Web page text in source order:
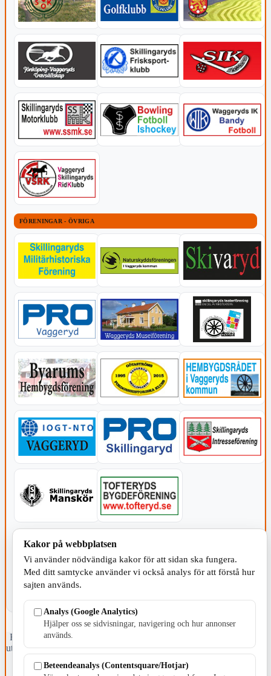
FÖRENINGAR - ÖVRIGA
Fristående webbtidningsföretag grundat 1991 som sedan 2002 ger
ut tidningen Skillingaryd.nu och 2010 lanserades Värnamo.nu. Från
april 2026 omfattar Skillingaryd.nu tre kommuner: Gnosjö,
Värnamo och Vaggeryds kommun.
Kakor på webbplatsen
Vi använder nödvändiga kakor för att sidan ska fungera.
Med ditt samtycke använder vi också analys för att förstå hur
sajten används.
Analys (Google Analytics)
Hjälper oss se sidvisningar, navigering och hur annonser
används.
Beteendeanalys (Contentsquare/Hotjar)